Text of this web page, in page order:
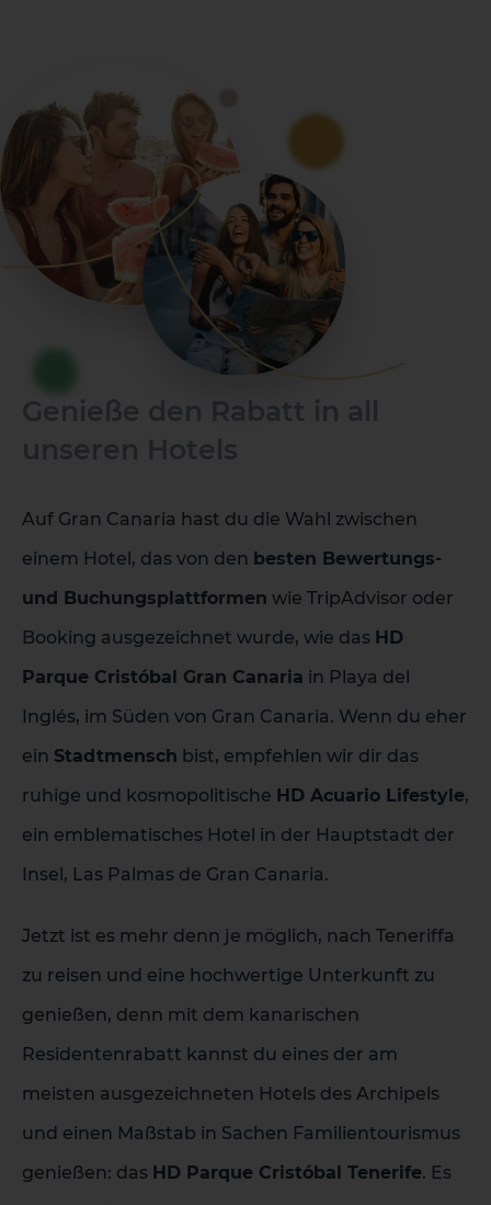
1 HOTEL AUF DER INSEL
Genieße den Rabatt in all
Auf Gran Canaria hast du die Wahl zwischen
einem Hotel, das von den besten Bewertungs-
und Buchungsplattformen wie TripAdvisor oder
Booking ausgezeichnet wurde, wie das HD
Parque Cristóbal Gran Canaria in Playa del
Inglés, im Süden von Gran Canaria. Wenn du eher
ein Stadtmensch bist, empfehlen wir dir das
ruhige und kosmopolitische HD Acuario Lifestyle,
ein emblematisches Hotel in der Hauptstadt der
Insel, Las Palmas de Gran Canaria.
Jetzt ist es mehr denn je möglich, nach Teneriffa
zu reisen und eine hochwertige Unterkunft zu
genießen, denn mit dem kanarischen
Residentenrabatt kannst du eines der am
meisten ausgezeichneten Hotels des Archipels
und einen Maßstab in Sachen Familientourismus
genießen: das HD Parque Cristóbal Tenerife. Es